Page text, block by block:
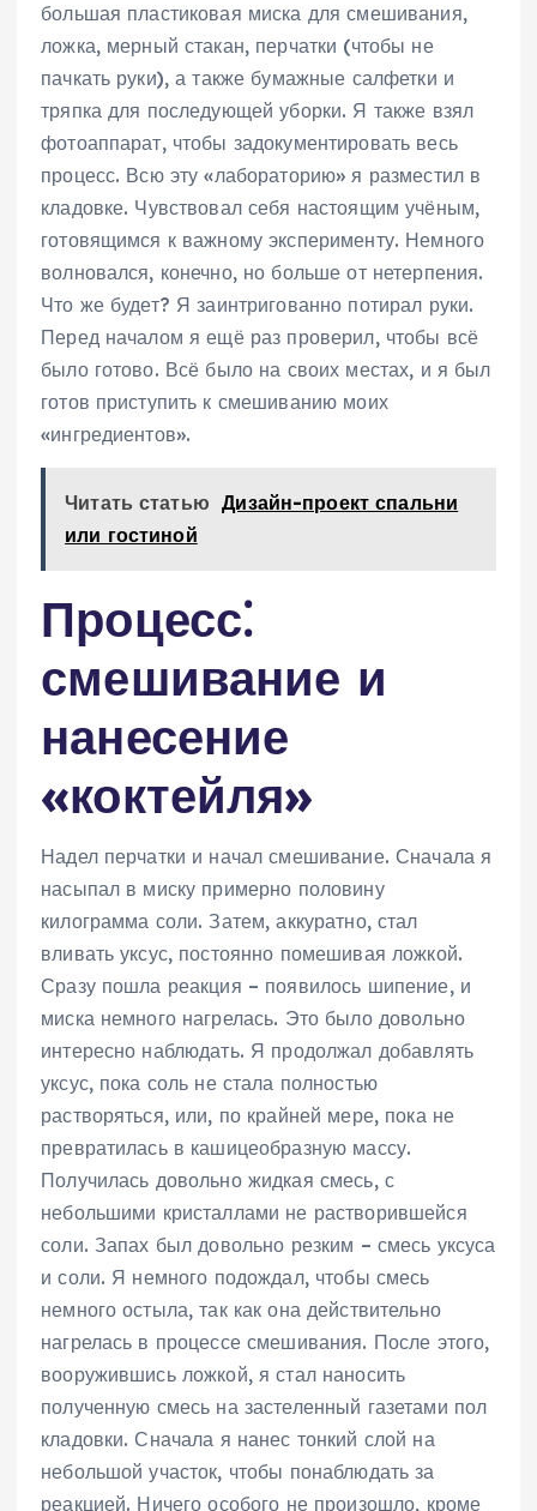
большая пластиковая миска для смешивания,
ложка, мерный стакан, перчатки (чтобы не
пачкать руки), а также бумажные салфетки и
тряпка для последующей уборки. Я также взял
фотоаппарат, чтобы задокументировать весь
процесс. Всю эту «лабораторию» я разместил в
кладовке. Чувствовал себя настоящим учёным,
готовящимся к важному эксперименту. Немного
волновался, конечно, но больше от нетерпения.
Что же будет? Я заинтригованно потирал руки.
Перед началом я ещё раз проверил, чтобы всё
было готово. Всё было на своих местах, и я был
готов приступить к смешиванию моих
«ингредиентов».
Читать статью Дизайн-проект спальни
или гостиной
Процесс⁚
смешивание и
нанесение
«коктейля»
Надел перчатки и начал смешивание. Сначала я
насыпал в миску примерно половину
килограмма соли. Затем, аккуратно, стал
вливать уксус, постоянно помешивая ложкой.
Сразу пошла реакция – появилось шипение, и
миска немного нагрелась. Это было довольно
интересно наблюдать. Я продолжал добавлять
уксус, пока соль не стала полностью
растворяться, или, по крайней мере, пока не
превратилась в кашицеобразную массу.
Получилась довольно жидкая смесь, с
небольшими кристаллами не растворившейся
соли. Запах был довольно резким – смесь уксуса
и соли. Я немного подождал, чтобы смесь
немного остыла, так как она действительно
нагрелась в процессе смешивания. После этого,
вооружившись ложкой, я стал наносить
полученную смесь на застеленный газетами пол
кладовки. Сначала я нанес тонкий слой на
небольшой участок, чтобы понаблюдать за
реакцией. Ничего особого не произошло, кроме